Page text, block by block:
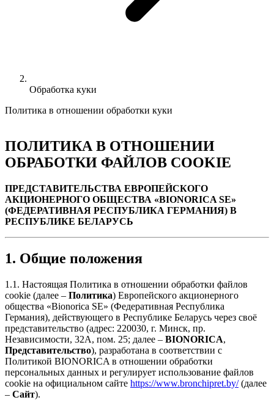
Обработка куки
Политика в отношении обработки куки
ПОЛИТИКА В ОТНОШЕНИИ
ОБРАБОТКИ ФАЙЛОВ COOKIE
ПРЕДСТАВИТЕЛЬСТВА ЕВРОПЕЙСКОГО
АКЦИОНЕРНОГО ОБЩЕСТВА «BIONORICA SE»
(ФЕДЕРАТИВНАЯ РЕСПУБЛИКА ГЕРМАНИЯ) В
РЕСПУБЛИКЕ БЕЛАРУСЬ
1. Общие положения
1.1. Настоящая Политика в отношении обработки файлов
cookie (далее – Политика) Европейского акционерного
общества «Bionorica SE» (Федеративная Республика
Германия), действующего в Республике Беларусь через своё
представительство (адрес: 220030, г. Минск, пр.
Независимости, 32А, пом. 25; далее – BIONORICA,
Представительство), разработана в соответствии с
Политикой BIONORICA в отношении обработки
персональных данных и регулирует использование файлов
cookie на официальном сайте https://www.bronchipret.by/(далее
– Сайт).